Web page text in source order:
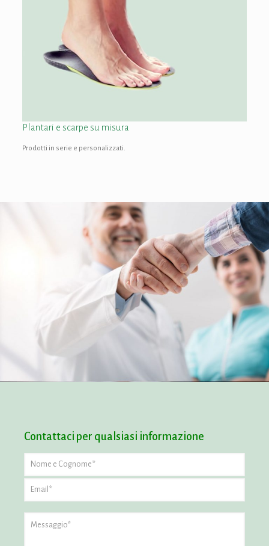
Plantari e scarpe su misura
Prodotti in serie e personalizzati.
Contattaci per qualsiasi informazione